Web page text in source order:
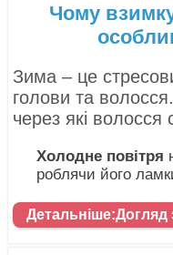
Чому
Зима – це
голови та
через які волосся
Холодне повітря
роблячи його
Детальніше:Догляд